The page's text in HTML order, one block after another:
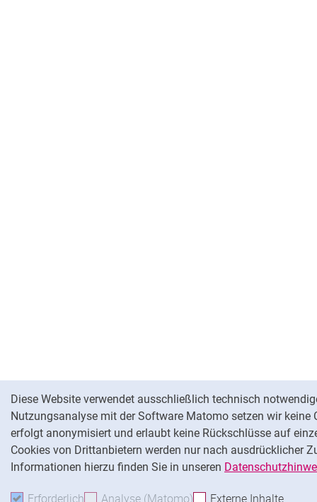
Diese Website verwendet ausschließlich technisch
Nutzungsanalyse mit der Software Matomo setzen wir keine
erfolgt anonymisiert und erlaubt keine Rückschlüsse auf
Cookies von Drittanbietern werden nur nach ausdrücklicher
Informationen hierzu finden Sie in unseren
Erforderlich Erforderliche Cookies akzeptieren
Analyse (Matomo) Analyse-Cookies
Externe Inhalte